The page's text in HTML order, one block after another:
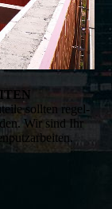
sollten regel­
Wir sind Ihr